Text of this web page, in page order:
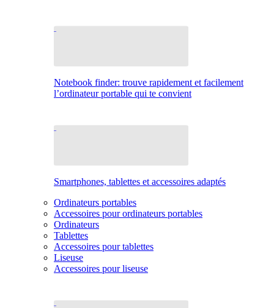
Notebook finder: trouve rapidement et facilement
l’ordinateur portable qui te convient
Smartphones, tablettes et accessoires adaptés
Ordinateurs portables
Accessoires pour ordinateurs portables
Ordinateurs
Tablettes
Accessoires pour tablettes
Liseuse
Accessoires pour liseuse